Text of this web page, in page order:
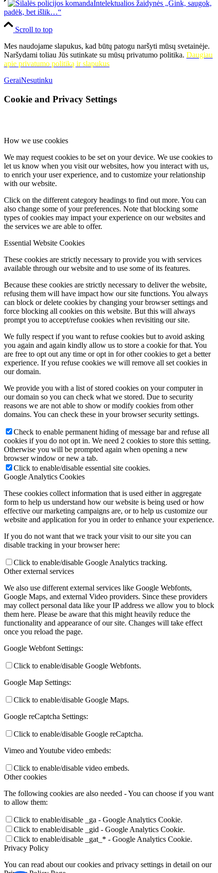
Laučių fil.– Šilutės Martyno Jankaus pagrindinės mokyklos
septyntaškės“; Henrikos Simonaitienės (Šilutė) fotografijos darbų
paroda „Mūsų gamta“;
„1923 m. įvykiai, pakeitę Lietuvos istoriją: faktai ir asmenybės”,
skirta Klaipėdos krašto metams; Žydrės Adomaitienės tapybos
darbų paroda;Ramučių fil. – fotodokumentikos paroda „Reikėjo
aviacijos techninio sporto klubo gyvenimo akimirkos (tuometinis
Girėno skrydžio per Atlantą metams; tautodailininkės Violetos
Astrauskienės (Švėkšna) grafikos darbų paroda „Sapnuoju
tapybos darbų paroda „Laisvės sieka“; Nikolajaus Ivanovo
– Ievos Anilionytės (Kaunas) dailės darbų paroda ,,Laikas“;
Traksėdžių fil. – Violetos Astrauskienės (Švėkšna) grafikos
darbų paroda „Dedikacija moterybei“;Usėnų fil.– vaikų piešinių
paroda „Usėnų pašto ženklai“ (vad. Biruta Mišeikienė ir Onutė
lobynas“; Vainuto fil.– Šilutės suaugusiųjų dailės studijos
tapybos darbų paroda „Paieška savęs“;Vilkyčių fil.– Nijolės
Kazlauskienės (Švėkšna) tapybos darbų paroda; Šilutės meno
mokyklos Kintų dailės klasės moksleivių grafikos darbų paroda
„Jūros dugnas“; Žemaičių Naumiesčio fil.
mokyklos Žemaičių Naumiesčio ir Kintų filialų mokinių kūrybinių
darbų paroda (mokyt. Aurimas Liekis); Alberto Švenčionio
(Kaunas) fotografijos darbų paroda „Sugrįžti spinduliu begalinės
šviesos“;
nuo rugsėjo 29 d. Ramučių fil.– Archibaldo Bajorato grafikos
darbų paroda;Vainuto fil.– fotodokumentikos paroda „1923 m.
įvykiai, pakeitę Lietuvos istoriją: faktai ir asmenybės“, skirta
Klaipėdos Krašto metams;Katyčių fil.– Stanislovo Liepio (Šilutė)
fotografijų paroda „Gamtos grožis juodai baltom spalvom“.
Intelektualios žaidynės „Gink, saugok,
padėk, bet išlik…“
Scroll to top
Mes naudojame slapukus, kad būtų patogu naršyti mūsų svetainėje.
Naršydami toliau Jūs sutinkate su mūsų privatumo politika. Daugiau
apie privatumo politiką ir slapukus
GeraiNesutinku
Cookie and Privacy Settings
How we use cookies
We may request cookies to be set on your device. We use cookies to
let us know when you visit our websites, how you interact with us,
to enrich your user experience, and to customize your relationship
with our website.
Click on the different category headings to find out more. You can
also change some of your preferences. Note that blocking some
types of cookies may impact your experience on our websites and
the services we are able to offer.
Essential Website Cookies
These cookies are strictly necessary to provide you with services
available through our website and to use some of its features.
Because these cookies are strictly necessary to deliver the website,
refusing them will have impact how our site functions. You always
can block or delete cookies by changing your browser settings and
force blocking all cookies on this website. But this will always
prompt you to accept/refuse cookies when revisiting our site.
We fully respect if you want to refuse cookies but to avoid asking
you again and again kindly allow us to store a cookie for that. You
are free to opt out any time or opt in for other cookies to get a better
experience. If you refuse cookies we will remove all set cookies in
our domain.
We provide you with a list of stored cookies on your computer in
our domain so you can check what we stored. Due to security
reasons we are not able to show or modify cookies from other
domains. You can check these in your browser security settings.
Check to enable permanent hiding of message bar and refuse all
cookies if you do not opt in. We need 2 cookies to store this setting.
Otherwise you will be prompted again when opening a new
browser window or new a tab.
Click to enable/disable essential site cookies.
Google Analytics Cookies
These cookies collect information that is used either in aggregate
form to help us understand how our website is being used or how
effective our marketing campaigns are, or to help us customize our
website and application for you in order to enhance your experience.
If you do not want that we track your visit to our site you can
disable tracking in your browser here:
Click to enable/disable Google Analytics tracking.
Other external services
We also use different external services like Google Webfonts,
Google Maps, and external Video providers. Since these providers
may collect personal data like your IP address we allow you to block
them here. Please be aware that this might heavily reduce the
functionality and appearance of our site. Changes will take effect
once you reload the page.
Google Webfont Settings:
Click to enable/disable Google Webfonts.
Google Map Settings:
Click to enable/disable Google Maps.
Google reCaptcha Settings:
Click to enable/disable Google reCaptcha.
Vimeo and Youtube video embeds:
Click to enable/disable video embeds.
Other cookies
The following cookies are also needed - You can choose if you want
to allow them:
Click to enable/disable _ga - Google Analytics Cookie.
Click to enable/disable _gid - Google Analytics Cookie.
Click to enable/disable _gat_* - Google Analytics Cookie.
Privacy Policy
You can read about our cookies and privacy settings in detail on our